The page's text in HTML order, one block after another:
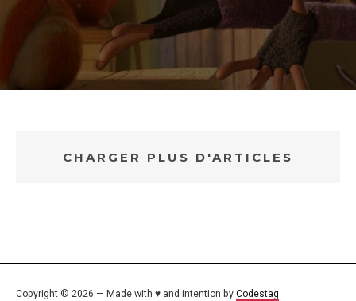
CHARGER PLUS D'ARTICLES
Copyright © 2026 — Made with ♥ and intention by Codestag